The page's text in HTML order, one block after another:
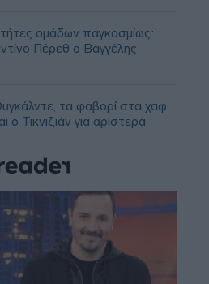
ομάδων παγκοσμίως:
Πέρεθ ο Βαγγέλης
τα φαβορί στα χαφ
Τικνιζιάν για αριστερά